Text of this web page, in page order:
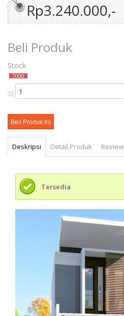
Rp3.240.000,-
Beli Produk
Stock
1000
Deskripsi Detail Produk Review
Tersedia